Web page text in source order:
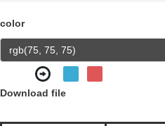
color
Download file